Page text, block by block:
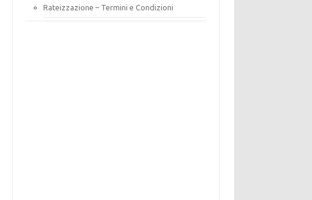
Rateizzazione – Termini e Condizioni